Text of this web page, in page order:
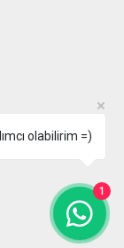
olabilirim =)
1